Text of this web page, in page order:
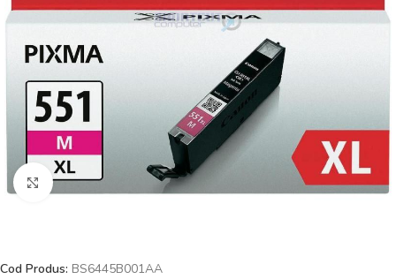
Faceți click pentru a mări
Cod Produs: BS6445B001AA